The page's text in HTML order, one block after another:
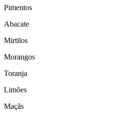
Pimentos
Abacate
Mirtilos
Morangos
Toranja
Limões
Maçãs